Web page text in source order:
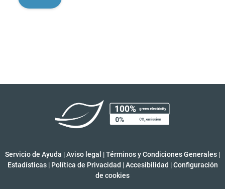
Servicio de Ayuda |Aviso legal |Términos y Condiciones Generales |
Estadísticas | Política de Privacidad | Accesibilidad | Configuración
de cookies